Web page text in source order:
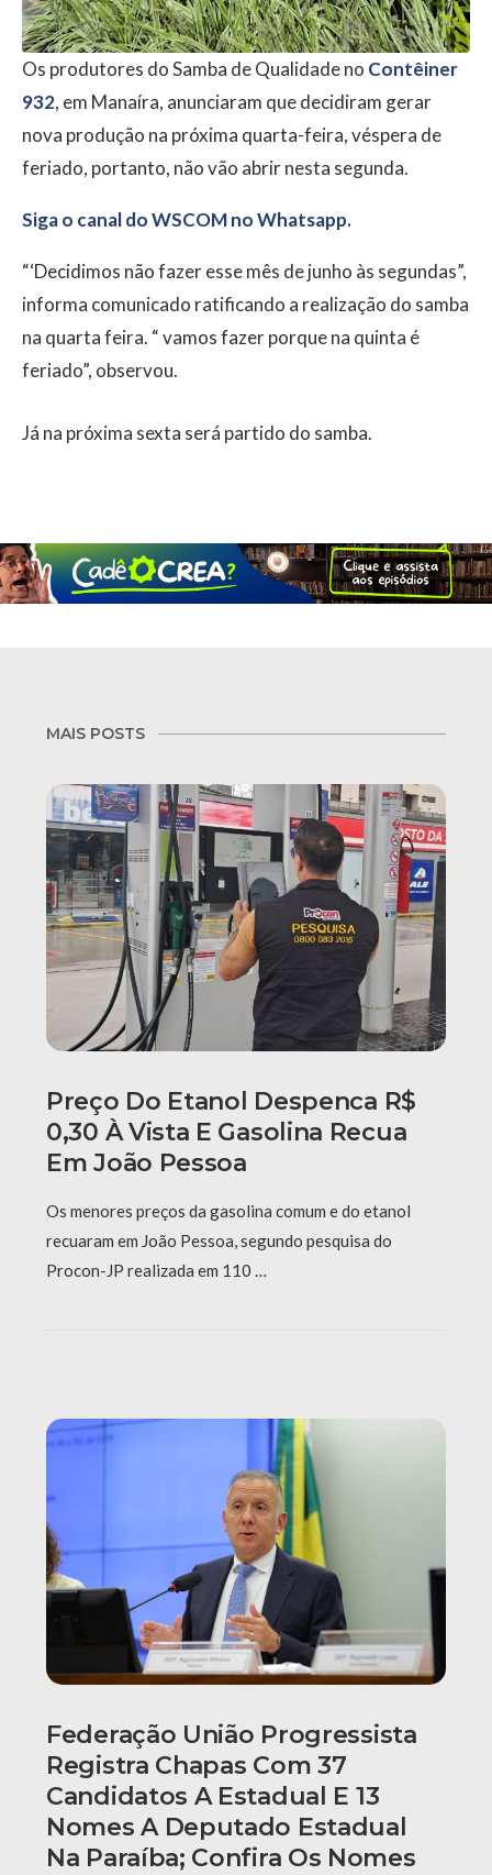
Os produtores do Samba de Qualidade no Contêiner
932, em Manaíra, anunciaram que decidiram gerar
nova produção na próxima quarta-feira, véspera de
feriado, portanto, não vão abrir nesta segunda.
Siga o canal do WSCOM no Whatsapp.
“‘Decidimos não fazer esse mês de junho às segundas”,
informa comunicado ratificando a realização do samba
na quarta feira. “ vamos fazer porque na quinta é
feriado”, observou.
Já na próxima sexta será partido do samba.
MAIS POSTS
Preço Do Etanol Despenca R$
0,30 À Vista E Gasolina Recua
Em João Pessoa
Os menores preços da gasolina comum e do etanol
recuaram em João Pessoa, segundo pesquisa do
Procon-JP realizada em 110 …
Federação União Progressista
Registra Chapas Com 37
Candidatos A Estadual E 13
Nomes A Deputado Estadual
Na Paraíba; Confira Os Nomes